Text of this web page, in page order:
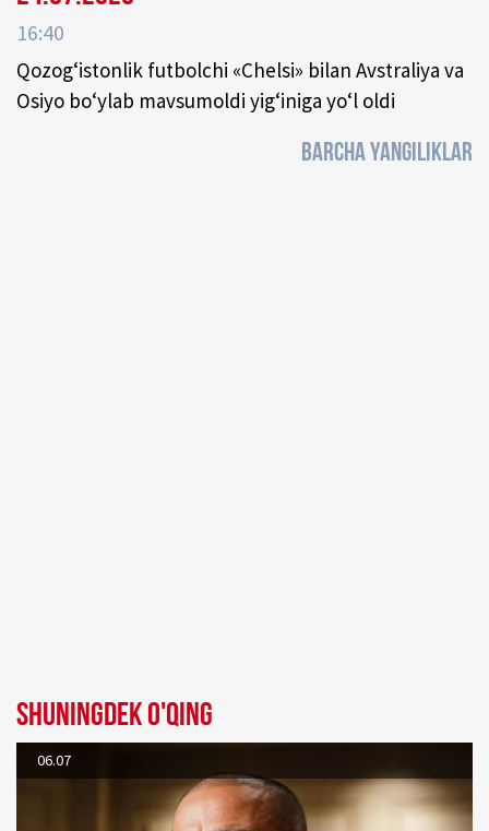
16:40
Qozog‘istonlik futbolchi «Chelsi» bilan Avstraliya va
Osiyo bo‘ylab mavsumoldi yig‘iniga yo‘l oldi
BARCHA YANGILIKLAR
Shuningdek o'qing
06.07